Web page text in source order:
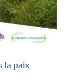
la paix